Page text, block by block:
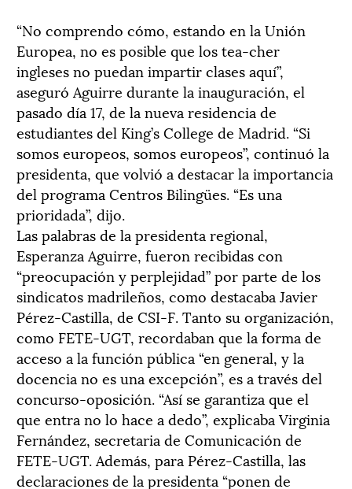
“No comprendo cómo, estando en la Unión
Europea, no es posible que los tea-cher
ingleses no puedan impartir clases aquí”,
aseguró Aguirre durante la inauguración, el
pasado día 17, de la nueva residencia de
estudiantes del King’s College de Madrid. “Si
somos europeos, somos europeos”, continuó la
presidenta, que volvió a destacar la importancia
del programa Centros Bilingües. “Es una
prioridada”, dijo.
Las palabras de la presidenta regional,
Esperanza Aguirre, fueron recibidas con
“preocupación y perplejidad” por parte de los
sindicatos madrileños, como destacaba Javier
Pérez-Castilla, de CSI-F. Tanto su organización,
como FETE-UGT, recordaban que la forma de
acceso a la función pública “en general, y la
docencia no es una excepción”, es a través del
concurso-oposición. “Así se garantiza que el
que entra no lo hace a dedo”, explicaba Virginia
Fernández, secretaria de Comunicación de
FETE-UGT. Además, para Pérez-Castilla, las
declaraciones de la presidenta “ponen de